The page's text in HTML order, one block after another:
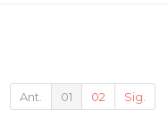
Ant. 01 02 Sig.